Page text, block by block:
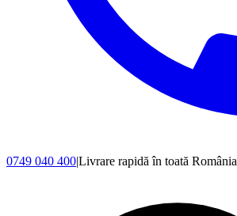
0749 040 400|Livrare rapidă în toată România